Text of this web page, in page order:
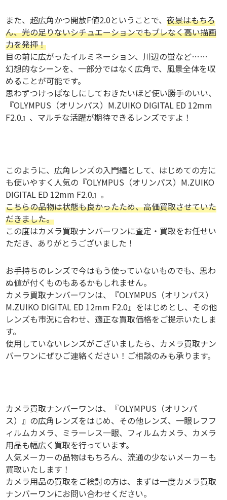
また、超広角かつ開放F値2.0ということで、夜景はもちろ
ん、光の足りないシチュエーションでもブレなく高い描画
力を発揮！
目の前に広がったイルミネーション、川辺の蛍など……
幻想的なシーンを、一部分ではなく広角で、風景全体を収
めることが可能です。
思わずつけっぱなしにしておきたいほど使い勝手のいい、
『OLYMPUS（オリンパス）M.ZUIKO DIGITAL ED 12mm
F2.0』、マルチな活躍が期待できるレンズですよ！
このように、広角レンズの入門編として、はじめての方に
も使いやすく人気の『OLYMPUS（オリンパス）M.ZUIKO
DIGITAL ED 12mm F2.0』。
こちらの品物は状態も良かったため、高価買取させていた
だきました。
この度はカメラ買取ナンバーワンに査定・買取をお任せい
ただき、ありがとうございました！
お手持ちのレンズで今はもう使っていないものでも、思わ
ぬ値が付くものもあるかもしれません。
カメラ買取ナンバーワンは、『OLYMPUS（オリンパス）
M.ZUIKO DIGITAL ED 12mm F2.0』をはじめとし、その他
レンズも市況に合わせ、適正な買取価格をご提示いたしま
す。
使用していないレンズがございましたら、カメラ買取ナン
バーワンにぜひご連絡ください！ご相談のみも承ります。
カメラ買取ナンバーワンは、『OLYMPUS（オリンパ
ス）』の広角レンズをはじめ、その他レンズ、一眼レフフ
ィルムカメラ、ミラーレス一眼、フィルムカメラ、カメラ
用品も幅広く買取を行っています。
人気メーカーの品物はもちろん、流通の少ないメーカーも
買取いたします！
カメラ用品の買取をご検討の方は、まずは一度カメラ買取
ナンバーワンにお問い合わせください。